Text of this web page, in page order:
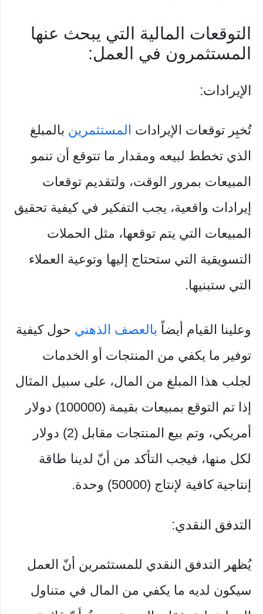
التوقعات المالية التي يبحث عنها
المستثمرون في العمل:
الإيرادات:
تُخبِر توقعات الإيرادات المستثمرين بالمبلغ
الذي تخطط لبيعه ومقدار ما تتوقع أن تنمو
المبيعات بمرور الوقت، ولتقديم توقعات
إيرادات واقعية، يجب التفكير في كيفية تحقيق
المبيعات التي يتم توقعها، مثل الحملات
التسويقية التي ستحتاج إليها وتوعية العملاء
التي ستبنيها.
وعلينا القيام أيضاً بالعصف الذهني حول كيفية
توفير ما يكفي من المنتجات أو الخدمات
لجلب هذا المبلغ من المال، على سبيل المثال
إذا تم التوقع بمبيعات بقيمة (100000) دولار
أمريكي، وتم بيع المنتجات مقابل (2) دولار
لكل منها، فيجب التأكد من أنّ لدينا طاقة
إنتاجية كافية لإنتاج (50000) وحدة.
التدفق النقدي:
يُظهر التدفق النقدي للمستثمرين أنّ العمل
سيكون لديه ما يكفي من المال في متناول